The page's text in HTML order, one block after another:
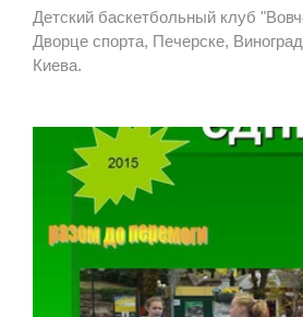
Детский баскетбольный клуб
Дворце спорта, Печерске,
Киева.